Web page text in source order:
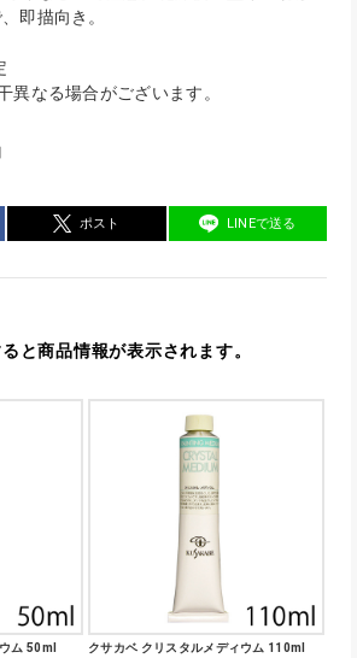
即描向き。
異なる場合がございます。
ポスト LINEで送る
と商品情報が表示されます。
ム 50ml クサカベ クリスタルメディウム 110ml